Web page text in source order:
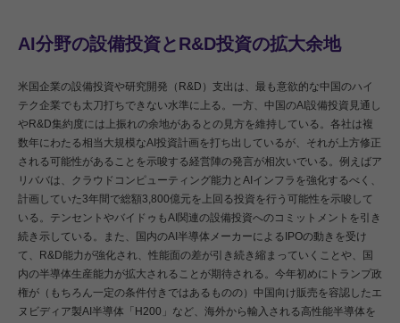
AI分野の設備投資とR&D投資の拡大余地
米国企業の設備投資や研究開発（R&D）支出は、最も意欲的な中国のハイ
テク企業でも太刀打ちできない水準に上る。一方、中国のAI設備投資見通し
やR&D集約度には上振れの余地があるとの見方を維持している。各社は複
数年にわたる相当大規模なAI投資計画を打ち出しているが、それが上方修正
される可能性があることを示唆する経営陣の発言が相次いでいる。例えばア
リババは、クラウドコンピューティング能力とAIインフラを強化するべく、
計画していた3年間で総額3,800億元を上回る投資を行う可能性を示唆して
いる。テンセントやバイドゥもAI関連の設備投資へのコミットメントを引き
続き示している。また、国内のAI半導体メーカーによるIPOの動きを受け
て、R&D能力が強化され、性能面の差が引き続き縮まっていくことや、国
内の半導体生産能力が拡大されることが期待される。今年初めにトランプ政
権が（もちろん一定の条件付きではあるものの）中国向け販売を容認したエ
ヌビディア製AI半導体「H200」など、海外から輸入される高性能半導体を